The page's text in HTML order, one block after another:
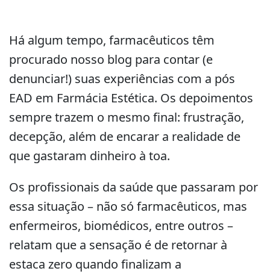
Há algum tempo, farmacêuticos têm
procurado nosso blog para contar (e
denunciar!) suas experiências com a pós
EAD em Farmácia Estética. Os depoimentos
sempre trazem o mesmo final: frustração,
decepção, além de encarar a realidade de
que gastaram dinheiro à toa.
Os profissionais da saúde que passaram por
essa situação – não só farmacêuticos, mas
enfermeiros, biomédicos, entre outros –
relatam que a sensação é de retornar à
estaca zero quando finalizam a